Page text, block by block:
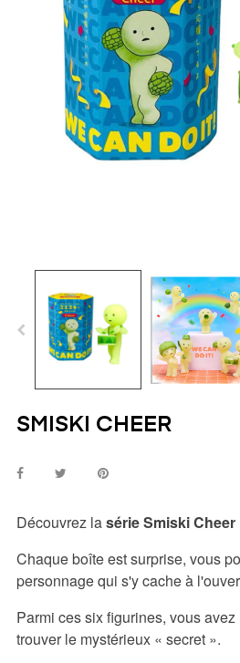
SMISKI CHEER
Découvrez lasérie Smiski Cheer
Chaque boîte est surprise, vous
personnage qui s'y cache à
Parmi ces six figurines, vous
trouver le mystérieux « secret ».